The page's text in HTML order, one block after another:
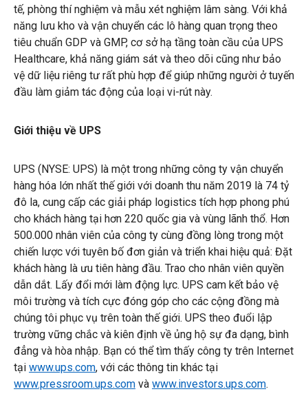
tế, phòng thí nghiệm và mẫu xét nghiệm lâm sàng. Với khả
năng lưu kho và vận chuyển các lô hàng quan trọng theo
tiêu chuẩn GDP và GMP, cơ sở hạ tầng toàn cầu của UPS
Healthcare, khả năng giám sát và theo dõi cũng như bảo
vệ dữ liệu riêng tư rất phù hợp để giúp những người ở tuyến
đầu làm giảm tác động của loại vi-rút này.
Giới thiệu về UPS
UPS (NYSE: UPS) là một trong những công ty vận chuyển
hàng hóa lớn nhất thế giới với doanh thu năm 2019 là 74 tỷ
đô la, cung cấp các giải pháp logistics tích hợp phong phú
cho khách hàng tại hơn 220 quốc gia và vùng lãnh thổ. Hơn
500.000 nhân viên của công ty cùng đồng lòng trong một
chiến lược với tuyên bố đơn giản và triển khai hiệu quả: Đặt
khách hàng là ưu tiên hàng đầu. Trao cho nhân viên quyền
dẫn dắt. Lấy đổi mới làm động lực. UPS cam kết bảo vệ
môi trường và tích cực đóng góp cho các cộng đồng mà
chúng tôi phục vụ trên toàn thế giới. UPS theo đuổi lập
trường vững chắc và kiên định về ủng hộ sự đa dạng, bình
đẳng và hòa nhập. Bạn có thể tìm thấy công ty trên Internet
tại www.ups.com, với các thông tin khác tại
www.pressroom.ups.com và www.investors.ups.com.